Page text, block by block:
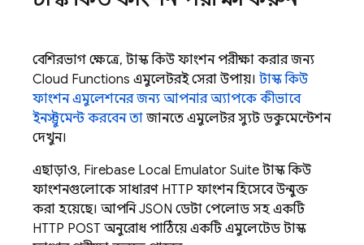
বেশিরভাগ ক্ষেত্রে, টাস্ক কিউ ফাংশন পরীক্ষা করার জন্য
Cloud Functions এমুলেটরই সেরা উপায়। টাস্ক কিউ
ফাংশন এমুলেশনের জন্য আপনার অ্যাপকে কীভাবে
ইনস্ট্রুমেন্ট করবেন তা জানতে এমুলেটর স্যুট ডকুমেন্টেশন
দেখুন।
এছাড়াও, Firebase Local Emulator Suite টাস্ক কিউ
ফাংশনগুলোকে সাধারণ HTTP ফাংশন হিসেবে উন্মুক্ত
করা হয়েছে। আপনি JSON ডেটা পেলোড সহ একটি
HTTP POST অনুরোধ পাঠিয়ে একটি এমুলেটেড টাস্ক